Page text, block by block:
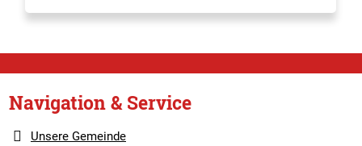
Navigation & Service
Unsere Gemeinde